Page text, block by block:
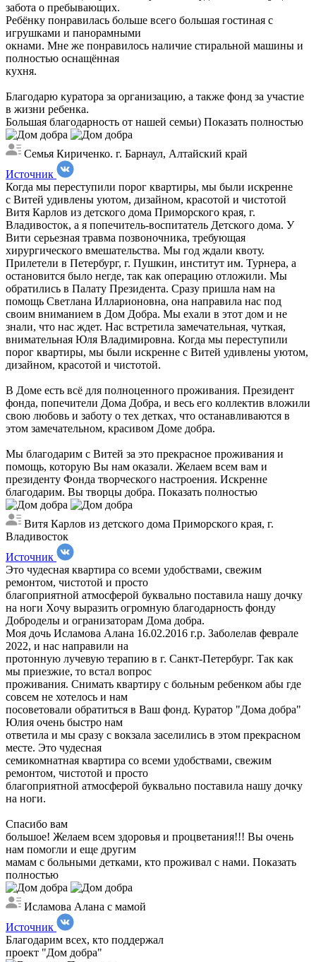
забота о пребывающих.
Ребёнку понравилась больше всего большая гостиная с
игрушками и панорамными
окнами. Мне же понравилось наличие стиральной машины и
полностью оснащённая
кухня.
Благодарю куратора за организацию, а также фонд за участие
в жизни ребенка.
Большая благодарность от нашей семьи) Показать полностью
Семья Кириченко. г. Барнаул, Алтайский край
Источник
Когда мы переступили порог квартиры, мы были искренне
с Витей удивлены уютом, дизайном, красотой и чистотой
Витя Карлов из детского дома Приморского края, г.
Владивосток, а я попечитель-воспитатель Детского дома. У
Вити серьезная травма позвоночника, требующая
хирургического вмешательства. Мы год ждали квоту.
Прилетели в Петербург, г. Пушкин, институт им. Турнера, а
остановится было негде, так как операцию отложили. Мы
обратились в Палату Президента. Сразу пришла нам на
помощь Светлана Илларионовна, она направила нас под
своим вниманием в Дом Добра. Мы ехали в этот дом и не
знали, что нас ждет. Нас встретила замечательная, чуткая,
внимательная Юля Владимировна. Когда мы переступили
порог квартиры, мы были искренне с Витей удивлены уютом,
дизайном, красотой и чистотой.
В Доме есть всё для полноценного проживания. Президент
фонда, попечители Дома Добра, и весь его коллектив вложили
свою любовь и заботу о тех детках, что останавливаются в
этом замечательном, красивом Доме добра.
Мы благодарим с Витей за это прекрасное проживания и
помощь, которую Вы нам оказали. Желаем всем вам и
президенту Фонда творческого настроения. Искренне
благодарим. Вы творцы добра. Показать полностью
Витя Карлов из детского дома Приморского края, г.
Владивосток
Источник
Это чудесная квартира со всеми удобствами, свежим
ремонтом, чистотой и просто
благоприятной атмосферой буквально поставила нашу дочку
на ноги Хочу выразить огромную благодарность фонду
Доброделы и огранизаторам Дома добра.
Моя дочь Исламова Алана 16.02.2016 г.р. Заболелав феврале
2022, и нас направили на
протонную лучевую терапию в г. Санкт-Петербург. Так как
мы приезжие, то встал вопрос
проживания. Снимать квартиру с больным ребенком абы где
совсем не хотелось и нам
посоветовали обратиться в Ваш фонд. Куратор "Дома добра"
Юлия очень быстро нам
ответила и мы сразу с вокзала заселились в этом прекрасном
месте. Это чудесная
семикомнатная квартира со всеми удобствами, свежим
ремонтом, чистотой и просто
благоприятной атмосферой буквально поставила нашу дочку
на ноги.
Спасибо вам
большое! Желаем всем здоровья и процветания!!! Вы очень
нам помогли и еще другим
мамам с больными детками, кто проживал с нами. Показать
полностью
Исламова Алана с мамой
Источник
Благодарим всех, кто поддержал
проект "Дом добра"